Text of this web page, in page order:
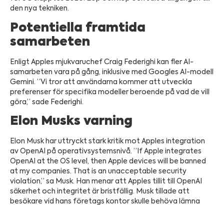
den nya tekniken.
Potentiella framtida
samarbeten
Enligt Apples mjukvaruchef Craig Federighi kan fler AI-
samarbeten vara på gång, inklusive med Googles AI-modell
Gemini. ”Vi tror att användarna kommer att utveckla
preferenser för specifika modeller beroende på vad de vill
göra,” sade Federighi.
Elon Musks varning
Elon Musk har uttryckt stark kritik mot Apples integration
av OpenAI på operativsystemsnivå. ”If Apple integrates
OpenAI at the OS level, then Apple devices will be banned
at my companies. That is an unacceptable security
violation,” sa Musk. Han menar att Apples tillit till OpenAI
säkerhet och integritet är bristfällig. Musk tillade att
besökare vid hans företags kontor skulle behöva lämna